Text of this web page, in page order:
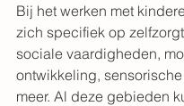
Bij het werken met
zich specifiek op
sociale vaardigheden,
ontwikkeling,
meer. Al deze gebieden